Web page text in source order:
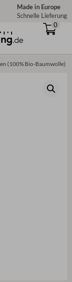
Made in Europe
Schnelle Lieferung
0
(100% Bio-Baumwolle)